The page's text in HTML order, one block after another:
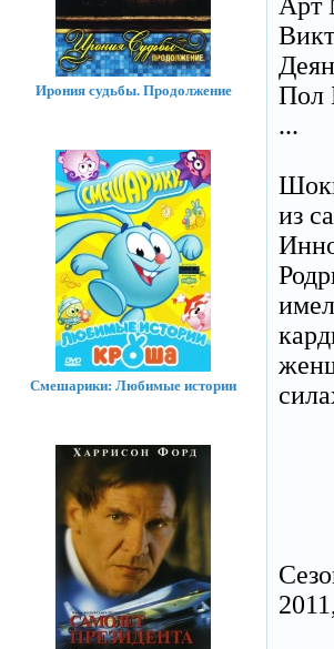
Пол
...
из
Ирония судьбы. Продолжение
Смешарики: Любимые истории